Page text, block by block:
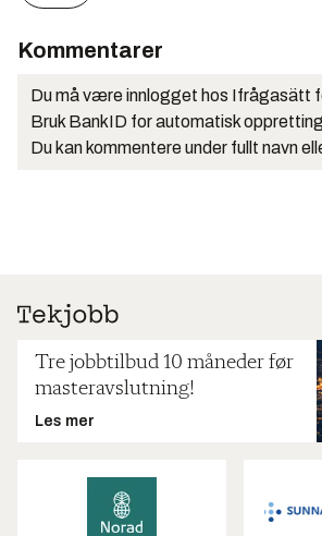
Kommentarer
Du må være innlogget hos Ifrågasätt
Bruk BankID for automatisk
Du kan kommentere under fullt navn
Tre jobbtilbud 10 måneder før
masteravslutning!
Les mer